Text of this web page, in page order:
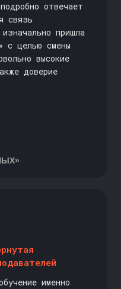
отвечает
связь
пришла
с целью смены
высокие
доверие
именно